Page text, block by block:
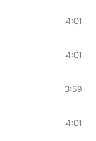
4:01
4:01
3:59
4:01